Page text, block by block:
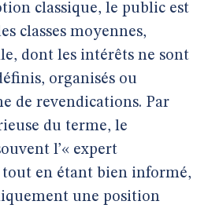
classique, le public est
classes moyennes,
dont les intérêts ne sont
organisés ou
de revendications. Par
du terme, le
l’« expert
en étant bien informé,
une position